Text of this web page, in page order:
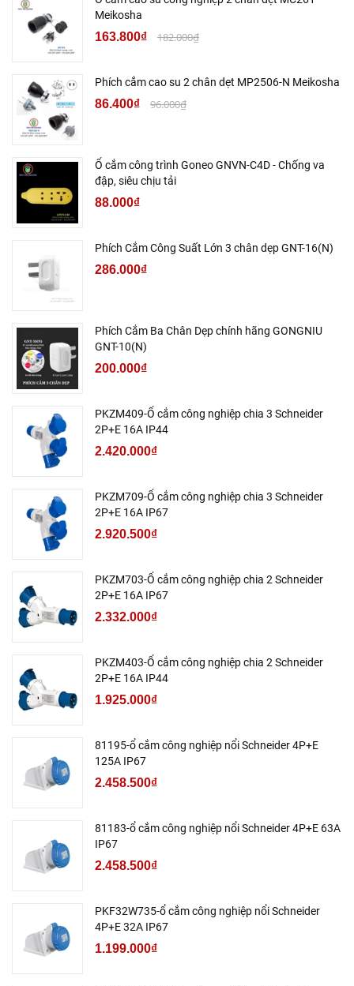
Meikosha
163.800₫ 182.000₫
Phích cắm cao su 2 chân dẹt MP2506-N Meikosha
86.400₫ 96.000₫
Ổ cắm công trình Goneo GNVN-C4D - Chống va
đập, siêu chịu tải
88.000₫
Phích Cắm Công Suất Lớn 3 chân dẹp GNT-16(N)
286.000₫
Phích Cắm Ba Chân Dẹp chính hãng GONGNIU
GNT-10(N)
200.000₫
PKZM409-Ổ cắm công nghiệp chia 3 Schneider
2P+E 16A IP44
2.420.000₫
PKZM709-Ổ cắm công nghiệp chia 3 Schneider
2P+E 16A IP67
2.920.500₫
PKZM703-Ổ cắm công nghiệp chia 2 Schneider
2P+E 16A IP67
2.332.000₫
PKZM403-Ổ cắm công nghiệp chia 2 Schneider
2P+E 16A IP44
1.925.000₫
81195-ổ cắm công nghiệp nổi Schneider 4P+E
125A IP67
2.458.500₫
81183-ổ cắm công nghiệp nổi Schneider 4P+E 63A
IP67
2.458.500₫
PKF32W735-ổ cắm công nghiệp nổi Schneider
4P+E 32A IP67
1.199.000₫